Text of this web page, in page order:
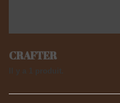
CRAFTER